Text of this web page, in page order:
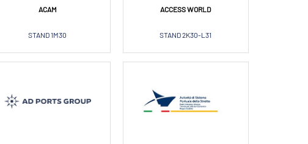
ACAM
STAND 1M30
ACCESS WORLD
STAND 2K30-L31